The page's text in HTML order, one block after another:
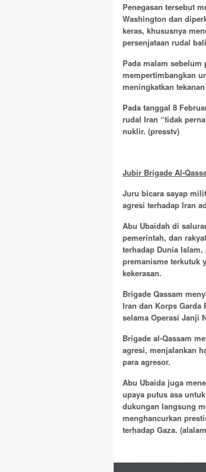
Penegasan tersebut
Washington dan
keras, khususnya
persenjataan rudal
Pada malam
mempertimbangkan
meningkatkan
Pada tanggal 8
rudal Iran “tidak
nuklir. (presstv)
Jubir Brigade Al-
Juru bicara sayap
agresi terhadap Iran
Abu Ubaidah di
pemerintah, dan
terhadap Dunia
premanisme terkutuk
kekerasan.
Brigade Qassam
Iran dan Korps Garda
selama Operasi Janji
Brigade al-Qassam
agresi, menjalankan
para agresor.
Abu Ubaida juga
upaya putus asa
dukungan langsung
menghancurkan
terhadap Gaza.